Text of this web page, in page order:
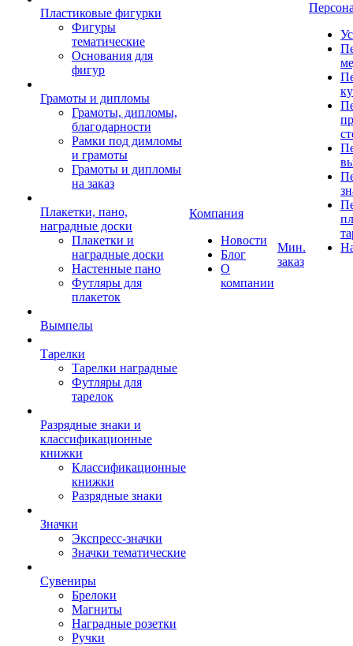
Пластиковые фигурки
Фигуры
тематические
Основания для
фигур
Грамоты и дипломы
Грамоты, дипломы,
благодарности
Рамки под димломы
и грамоты
Грамоты и дипломы
на заказ
Плакетки, пано,
наградные доски
Плакетки и
наградные доски
Настенные пано
Футляры для
плакеток
Вымпелы
Тарелки
Тарелки наградные
Футляры для
тарелок
Разрядные знаки и
классификационные
книжки
Классификационные
книжки
Разрядные знаки
Значки
Экспресс-значки
Значки тематические
Сувениры
Брелоки
Магниты
Наградные розетки
Ручки
Компания
Новости
Блог
О
компании
Мин.
заказ